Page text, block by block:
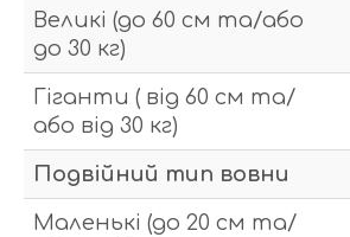
Великі (до 60 см та/або
до 30 кг)
Гіганти ( від 60 см та/
або від 30 кг)
Подвійний тип вовни
Маленькі (до 20 см та/